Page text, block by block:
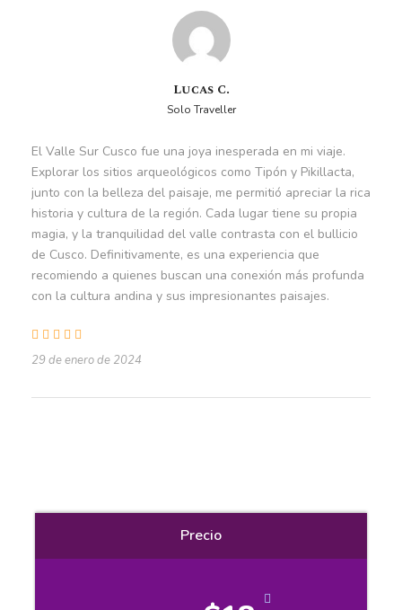
Precio
Hotel Cusco
Hora de salida
9:00 a.m
El precio incluye
Ingreso al sitio arqueológico de Piquillacta.
Ingreso a la Iglesia de San Pedro Apóstol en
Lucas C.
Solo Traveller
El Valle Sur Cusco fue una joya inesperada en mi viaje.
Explorar los sitios arqueológicos como Tipón y Pikillacta,
junto con la belleza del paisaje, me permitió apreciar la rica
historia y cultura de la región. Cada lugar tiene su propia
magia, y la tranquilidad del valle contrasta con el bullicio
de Cusco. Definitivamente, es una experiencia que
recomiendo a quienes buscan una conexión más profunda
con la cultura andina y sus impresionantes paisajes.
29 de enero de 2024